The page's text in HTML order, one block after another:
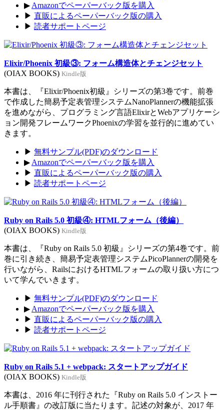
▶ Amazonでペーパーバック版を購入
▶ 直販によるペーパーバック版の購入
▶ 読者サポートページ
Elixir/Phoenix 初級③: フォーム構造体とチェンジセット
(OIAX BOOKS) Kindle版
本書は、『Elixir/Phoenix初級』シリーズの第3巻です。前巻
で作成した簡易予定表管理システムNanoPlannerの機能拡張
を進めながら、プログラミング言語ElixirとWebアプリケーシ
ョン開発フレームワークPhoenixの学習を並行的に進めてい
きます。
▶ 無料サンプル(PDF)のダウンロード
▶ Amazonでペーパーバック版を購入
▶ 直販によるペーパーバック版の購入
▶ 読者サポートページ
Ruby on Rails 5.0 初級④: HTMLフォーム（後編）
(OIAX BOOKS) Kindle版
本書は、『Ruby on Rails 5.0 初級』シリーズの第4巻です。前
巻に引き続き、簡易予定表管理システムPicoPlannerの開発を
行いながら、RailsにおけるHTMLフォームの取り扱い方につ
いて学んでいきます。
▶ 無料サンプル(PDF)のダウンロード
▶ Amazonでペーパーバック版を購入
▶ 直販によるペーパーバック版の購入
▶ 読者サポートページ
Ruby on Rails 5.1 + webpack: スタートアップガイド
(OIAX BOOKS) Kindle版
本書は、2016 年に刊行された『Ruby on Rails 5.0 インストー
ル手順書』の改訂版に当たります。記述の対象が、2017 年